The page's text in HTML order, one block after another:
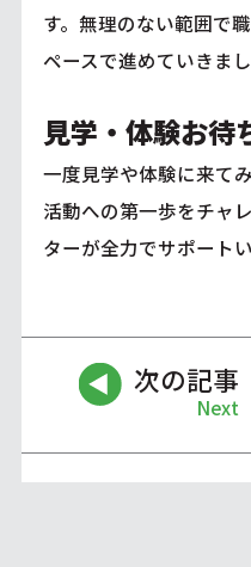
す。無理のない範囲で
ペースで進めていきま
見学・体験お待
一度見学や体験に来て
活動への第一歩をチャ
ターが全力でサポート
次の記事
Next